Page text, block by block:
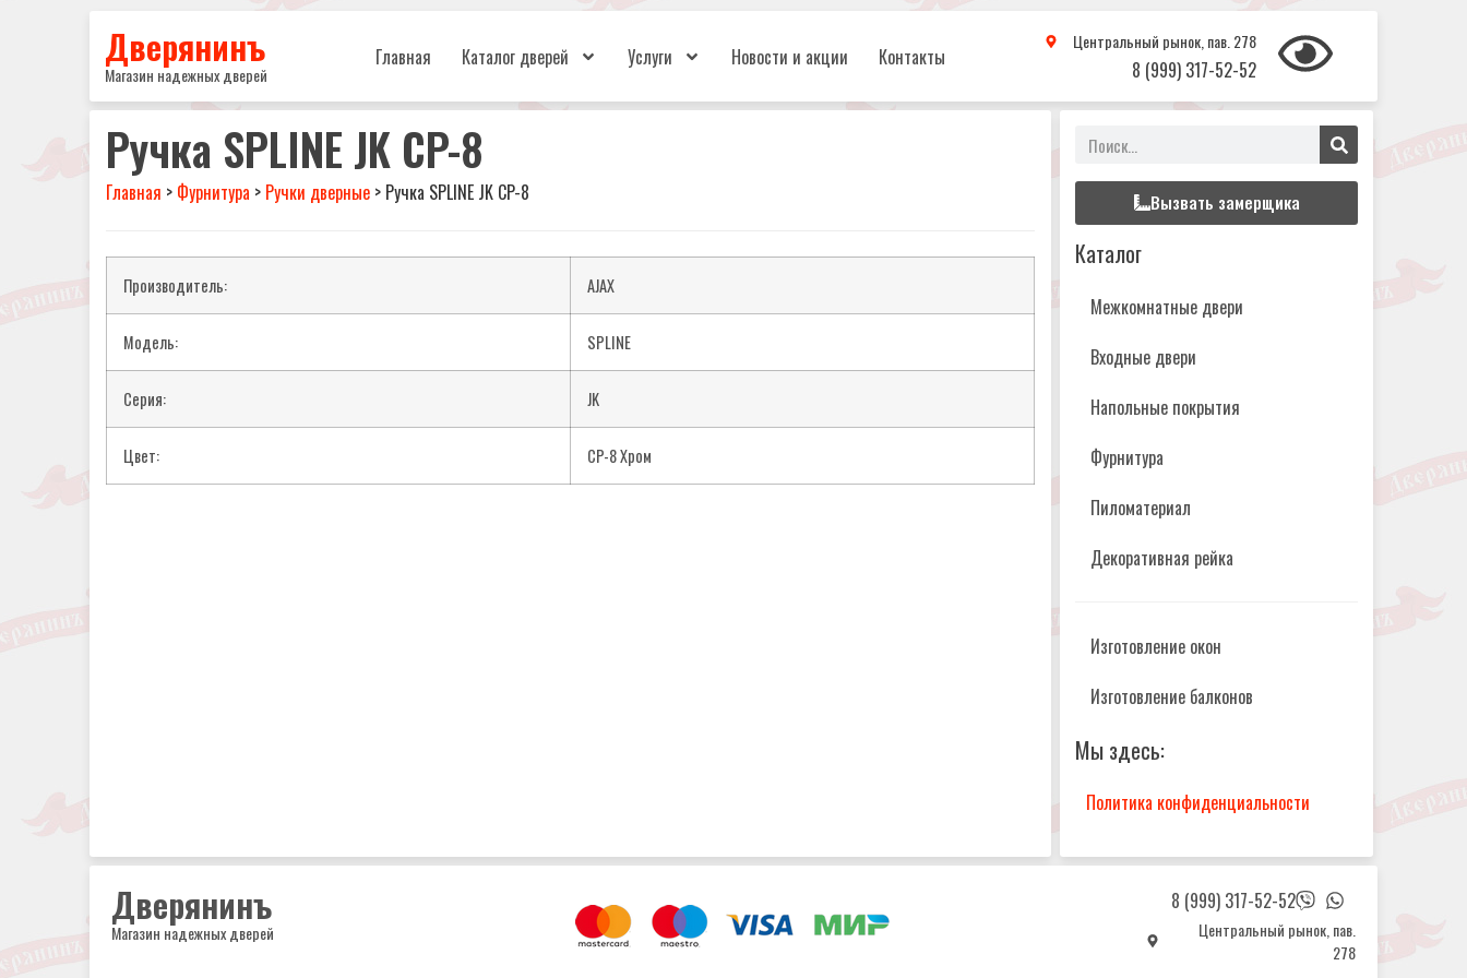
Дверянинъ
Магазин надежных дверей
Главная Каталог дверей Услуги Новости и акции Контакты
Центральный рынок, пав. 278
8 (999) 317-52-52
Ручка SPLINE JK CP-8
Главная > Фурнитура > Ручки дверные > Ручка SPLINE JK CP-8
Производитель: AJAX
Модель: SPLINE
Серия: JK
Цвет: CP-8 Хром
Вызвать замерщика
Каталог
Межкомнатные двери
Входные двери
Напольные покрытия
Фурнитура
Пиломатериал
Декоративная рейка
Изготовление окон
Изготовление балконов
Мы здесь:
Политика конфиденциальности
Дверянинъ
Магазин надежных дверей
8 (999) 317-52-52
Центральный рынок, пав.
278